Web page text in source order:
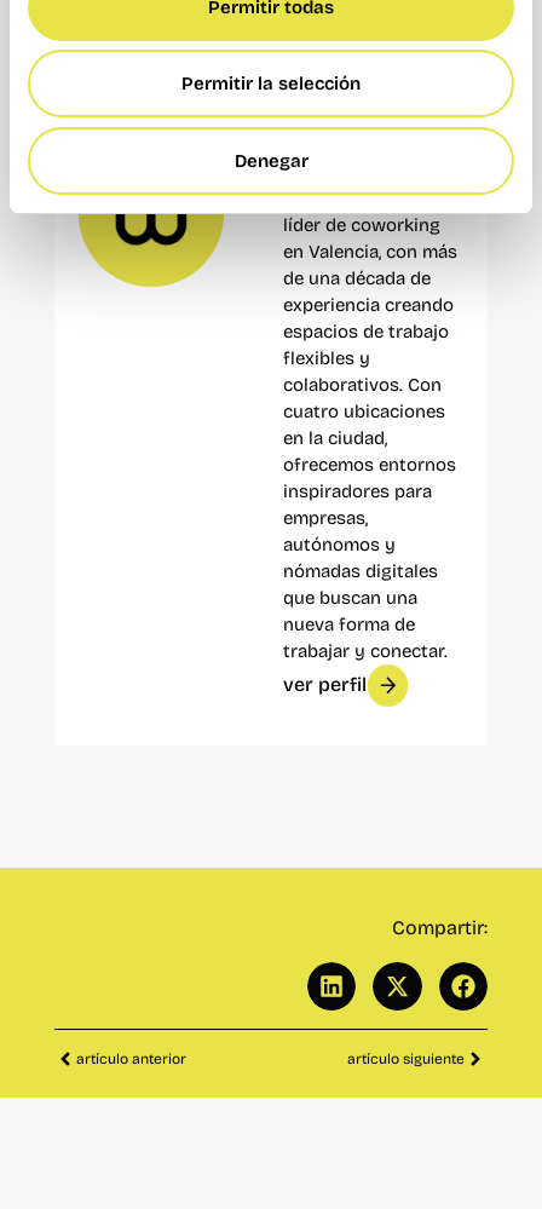
Permitir todas
Permitir la selección
Denegar
web deHeadwallyEVK.
Redacción
Wayco
Wayco es el principal
líder de coworking
en Valencia, con más
de una década de
experiencia creando
espacios de trabajo
flexibles y
colaborativos. Con
cuatro ubicaciones
en la ciudad,
ofrecemos entornos
inspiradores para
empresas,
autónomos y
nómadas digitales
que buscan una
nueva forma de
trabajar y conectar.
ver perfil
Compartir:
artículo anterior artículo siguiente